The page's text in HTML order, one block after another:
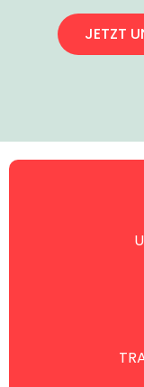
JETZT